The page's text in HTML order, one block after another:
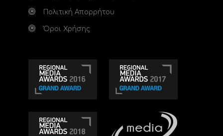
Πολιτική Απορρήτου
Όροι Χρήσης